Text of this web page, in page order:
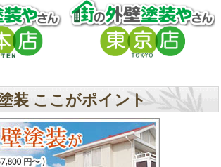
装 ここがポイント